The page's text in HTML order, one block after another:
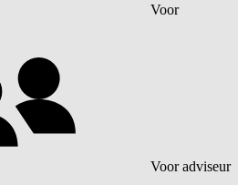
Voor
Voor adviseur